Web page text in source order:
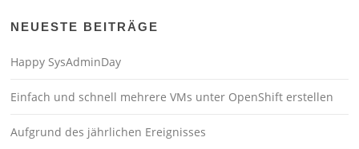
NEUESTE BEITRÄGE
Happy SysAdminDay
Einfach und schnell mehrere VMs unter OpenShift erstellen
Aufgrund des jährlichen Ereignisses